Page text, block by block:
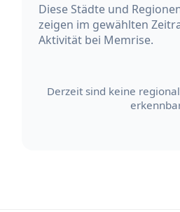
Diese Städte und
zeigen im gewählten
Aktivität bei Memrise.
Derzeit sind keine